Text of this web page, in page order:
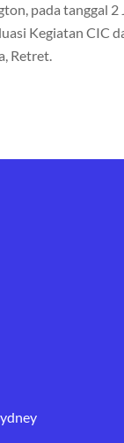
pada tanggal
Kegiatan CIC
Retret.